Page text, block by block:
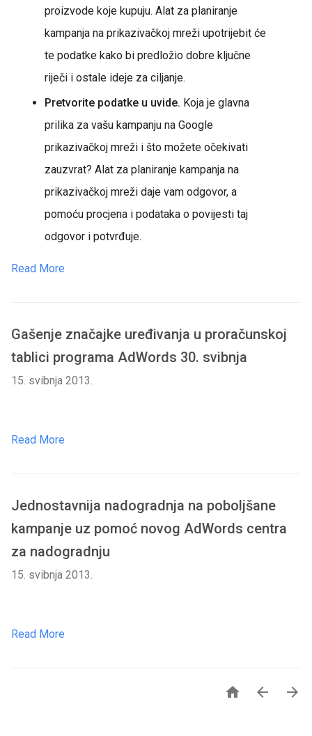
proizvode koje kupuju. Alat za planiranje
kampanja na prikazivačkoj mreži upotrijebit će
te podatke kako bi predložio dobre ključne
riječi i ostale ideje za ciljanje.
Pretvorite podatke u uvide. Koja je glavna
prilika za vašu kampanju na Google
prikazivačkoj mreži i što možete očekivati
zauzvrat? Alat za planiranje kampanja na
prikazivačkoj mreži daje vam odgovor, a
pomoću procjena i podataka o povijesti taj
odgovor i potvrđuje.
Read More
Gašenje značajke uređivanja u proračunskoj
tablici programa AdWords 30. svibnja
15. svibnja 2013.
Read More
Jednostavnija nadogradnja na poboljšane
kampanje uz pomoć novog AdWords centra
za nadogradnju
15. svibnja 2013.
Read More
  